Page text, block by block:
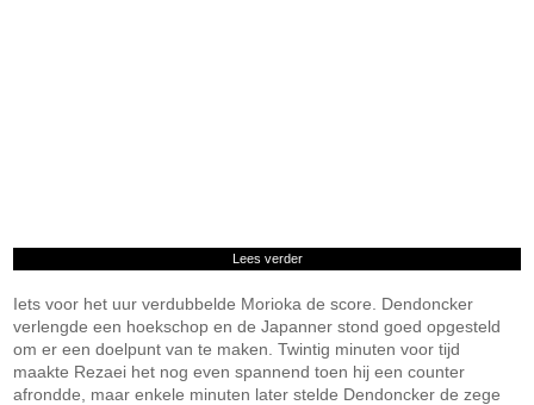
Lees verder
Iets voor het uur verdubbelde Morioka de score. Dendoncker
verlengde een hoekschop en de Japanner stond goed opgesteld
om er een doelpunt van te maken. Twintig minuten voor tijd
maakte Rezaei het nog even spannend toen hij een counter
afrondde, maar enkele minuten later stelde Dendoncker de zege